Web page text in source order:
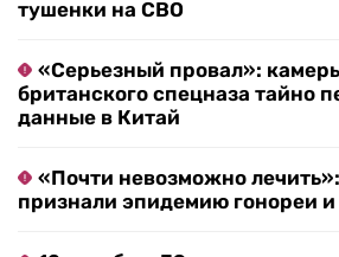
тушенки на СВО
«Серьезный провал»:
британского спецназа тайно
данные в Китай
«Почти невозможно
признали эпидемию гонореи